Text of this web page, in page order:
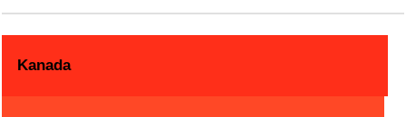
Kanada